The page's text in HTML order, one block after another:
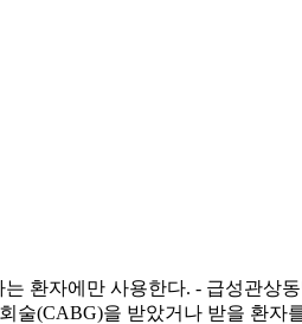
환자에만 사용한다. - 급성관상
술(CABG)을 받았거나 받을 환